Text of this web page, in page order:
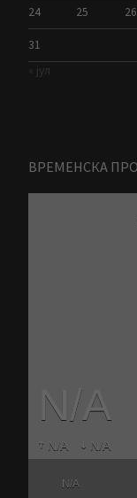
24 25 26
31
« јул
ВРЕМЕНСКА
N/A N/A
N/A
N/A